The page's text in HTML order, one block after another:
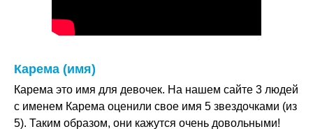
Карема (имя)
Карема это имя для девочек. На нашем сайте 3 людей
с именем Карема оценили свое имя 5 звездочками (из
5). Таким образом, они кажутся очень довольными!